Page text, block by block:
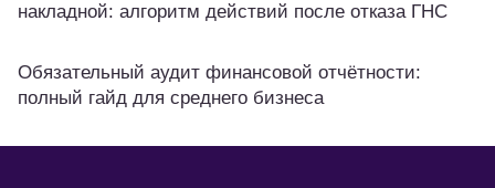
накладной: алгоритм действий после отказа ГНС
Обязательный аудит финансовой отчётности:
полный гайд для среднего бизнеса